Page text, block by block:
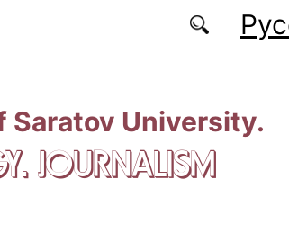
Saratov University.
JOURNALISM